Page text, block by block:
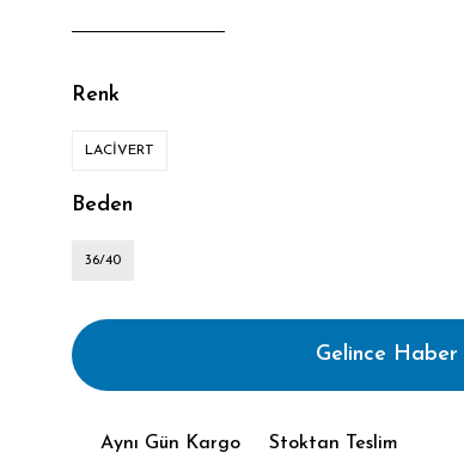
Renk
LACİVERT
Beden
36/40
Gelince Haber
Aynı Gün Kargo Stoktan Teslim